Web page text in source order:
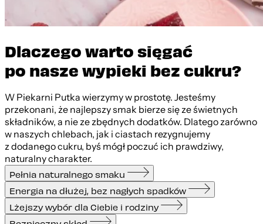
Dlaczego warto sięgać
po nasze wypieki bez cukru?
W Piekarni Putka wierzymy w prostotę. Jesteśmy
przekonani, że najlepszy smak bierze się ze świetnych
składników, a nie ze zbędnych dodatków. Dlatego zarówno
w naszych chlebach, jak i ciastach rezygnujemy
z dodanego cukru, byś mógł poczuć ich prawdziwy,
naturalny charakter.
Pełnia naturalnego smaku
Energia na dłużej, bez nagłych spadków
Lżejszy wybór dla Ciebie i rodziny